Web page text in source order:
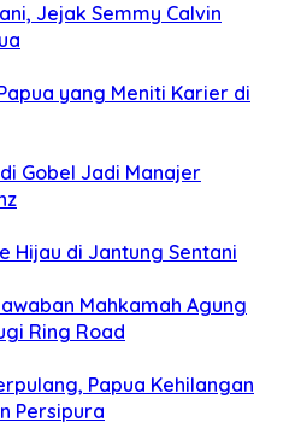
Jejak Semmy Calvin
yang Meniti Karier di
Gobel Jadi Manajer
Hijau di Jantung Sentani
Mahkamah Agung
Ring Road
Papua Kehilangan
Persipura